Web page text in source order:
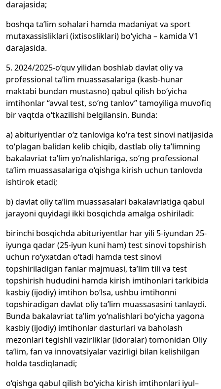
darajasida;
boshqa ta’lim sohalari hamda madaniyat va sport
mutaxassisliklari (ixtisosliklari) bo‘yicha – kamida V1
darajasida.
5. 2024/2025-o‘quv yilidan boshlab davlat oliy va
professional ta’lim muassasalariga (kasb-hunar
maktabi bundan mustasno) qabul qilish bo‘yicha
imtihonlar “avval test, so‘ng tanlov” tamoyiliga muvofiq
bir vaqtda o‘tkazilishi belgilansin. Bunda:
a) abituriyentlar o‘z tanloviga ko‘ra test sinovi natijasida
to‘plagan balidan kelib chiqib, dastlab oliy ta’limning
bakalavriat ta’lim yo‘nalishlariga, so‘ng professional
ta’lim muassasalariga o‘qishga kirish uchun tanlovda
ishtirok etadi;
b) davlat oliy ta’lim muassasalari bakalavriatiga qabul
jarayoni quyidagi ikki bosqichda amalga oshiriladi:
birinchi bosqichda abituriyentlar har yili 5-iyundan 25-
iyunga qadar (25-iyun kuni ham) test sinovi topshirish
uchun ro‘yxatdan o‘tadi hamda test sinovi
topshiriladigan fanlar majmuasi, ta’lim tili va test
topshirish hududini hamda kirish imtihonlari tarkibida
kasbiy (ijodiy) imtihon bo‘lsa, ushbu imtihonni
topshiradigan davlat oliy ta’lim muassasasini tanlaydi.
Bunda bakalavriat ta’lim yo‘nalishlari bo‘yicha yagona
kasbiy (ijodiy) imtihonlar dasturlari va baholash
mezonlari tegishli vazirliklar (idoralar) tomonidan Oliy
ta’lim, fan va innovatsiyalar vazirligi bilan kelishilgan
holda tasdiqlanadi;
o‘qishga qabul qilish bo‘yicha kirish imtihonlari iyul–